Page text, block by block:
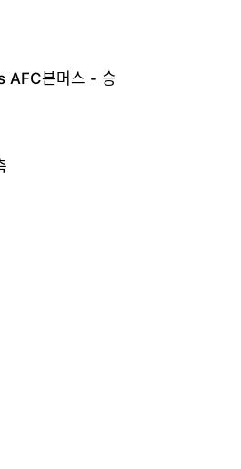
AFC본머스 - 승